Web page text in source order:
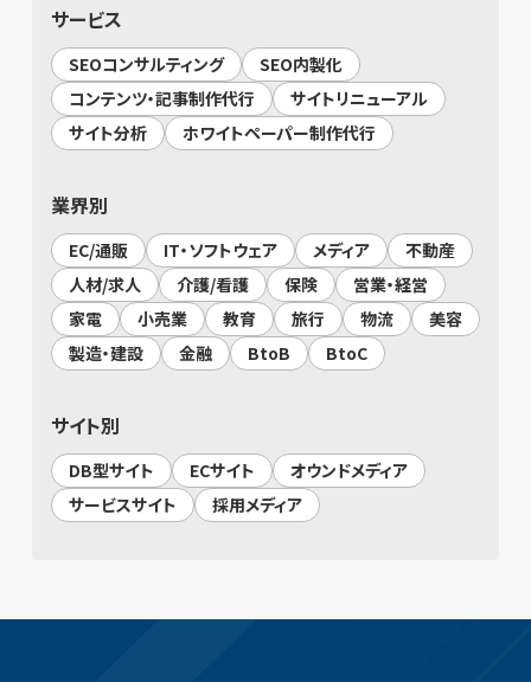
サービス
SEOコンサルティング
SEO内製化
コンテンツ・記事制作代行
サイトリニューアル
サイト分析
ホワイトペーパー制作代行
業界別
EC/通販 IT・ソフトウェア メディア
不動産
人材/求人
介護/看護 保険
営業・経営
家電
小売業 教育 旅行 物流
美容
製造・建設
金融 BtoB BtoC
サイト別
DB型サイト ECサイト
オウンドメディア
サービスサイト
採用メディア